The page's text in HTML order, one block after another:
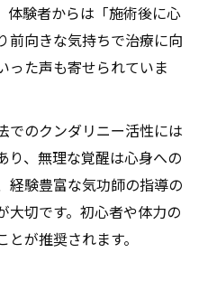
体験者からは「施術後に心
前向きな気持ちで治療に向
った声も寄せられていま
でのクンダリニー活性には
り、無理な覚醒は心身への
経験豊富な気功師の指導の
大切です。初心者や体力の
が推奨されます。